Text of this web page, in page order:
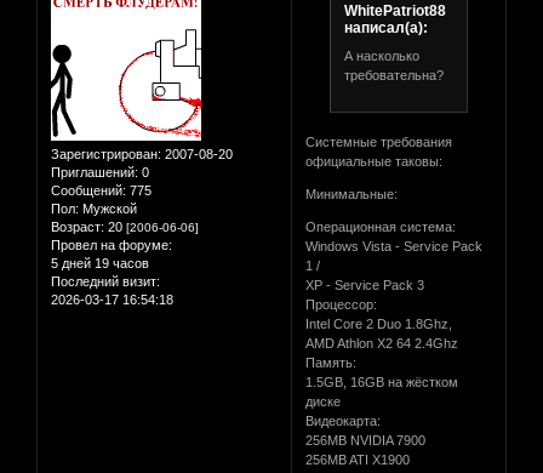
Зарегистрирован: 2007-08-20
Приглашений: 0
Сообщений: 775
Пол: Мужской
Возраст: 20 [2006-06-06]
Провел на форуме:
5 дней 19 часов
Последний визит:
2026-03-17 16:54:18
WhitePatriot88
написал(а):
А насколько
требовательна?
Системные требования
официальные таковы:
Минимальные:
Операционная система:
Windows Vista - Service Pack
1 /
XP - Service Pack 3
Процессор:
Intel Core 2 Duo 1.8Ghz,
AMD Athlon X2 64 2.4Ghz
Память:
1.5GB, 16GB на жёстком
диске
Видеокарта:
256MB NVIDIA 7900
256MB ATI X1900